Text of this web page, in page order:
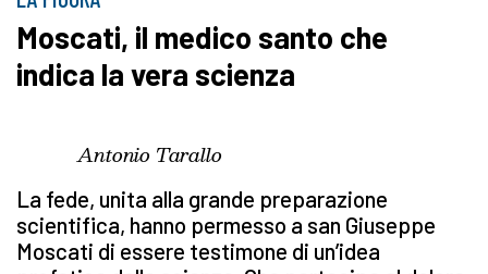
Moscati, il medico santo che
indica la vera scienza
Antonio Tarallo
La fede, unita alla grande preparazione
scientifica, hanno permesso a san Giuseppe
Moscati di essere testimone di un’idea